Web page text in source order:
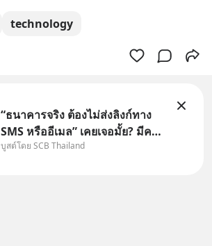
technology
“ธนาคารจริง ต้องไม่ส่งลิงก์ทาง
SMS หรืออีเมล” เคยเจอมั้ย? มีคน
อ้างว่าโทรจากธนาคาร บอกว่า
บูสต์โดย SCB Thailand